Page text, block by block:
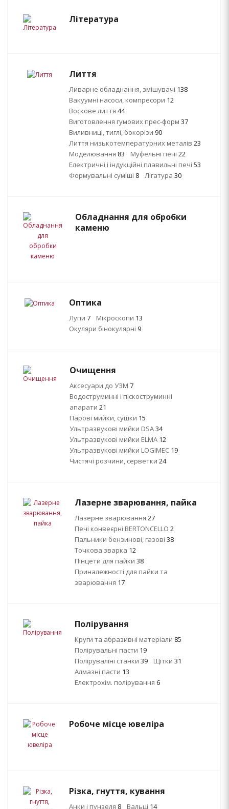
Література
Лиття
Ливарне обладнання, змішувачі 138
Вакуумні насоси, компресори 12
Воскове лиття 44
Виготовлення гумових прес-форм 37
Виливниці, тиглі, бокорізи 90
Лиття низькотемпературних металів 23
Моделювання 83 Муфельні печі 22
Електричні і індукційні плавильні печі 53
Формувальні суміші 8 Лігатура 30
Обладнання для обробки
каменю
Оптика
Лупи 7 Мікроскопи 13
Окуляри бінокулярні 9
Очищення
Аксесуари до УЗМ 7
Водоструминні і піскоструминні
апарати 21
Парові мийки, сушки 15
Ультразвукові мийки DSA34
Ультразвукові мийки ELMA 12
Ультразвукові мийки LOGIMEC 19
Чистячі розчини, серветки 24
Лазерне зварювання, пайка
Лазерне зварювання 27
Печі конвеєрні BERTONCELLO 2
Пальники бензинові, газові 38
Точкова зварка 12
Пінцети для пайки 38
Приналежності для пайки та
зварювання 17
Полірування
Круги та абразивні матеріали 85
Полірувальні пасти 19
Поліруваліні станки 39 Щітки 31
Алмазні пасти 13
Електрохім. полірування 6
Робоче місце ювеліра
Різка, гнуття, кування
Анки і пунзеля 8 Вальці 14